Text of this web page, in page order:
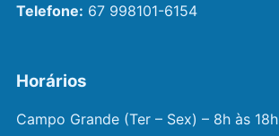
Telefone: 67 998101-6154
Horários
Campo Grande (Ter – Sex) – 8h às 18h